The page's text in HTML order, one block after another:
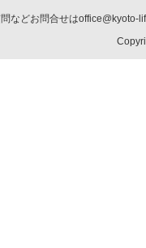
などお問合せは